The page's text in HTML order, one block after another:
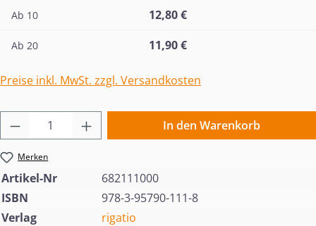
Ab 10 12,80 €
Ab 20 11,90 €
Preise inkl. MwSt. zzgl. Versandkosten
Produkt Anzahl: Gib den gewünschten
In den Warenkorb
Merken
Artikel-Nr
682111000
ISBN
978-3-95790-111-8
Verlag
rigatio